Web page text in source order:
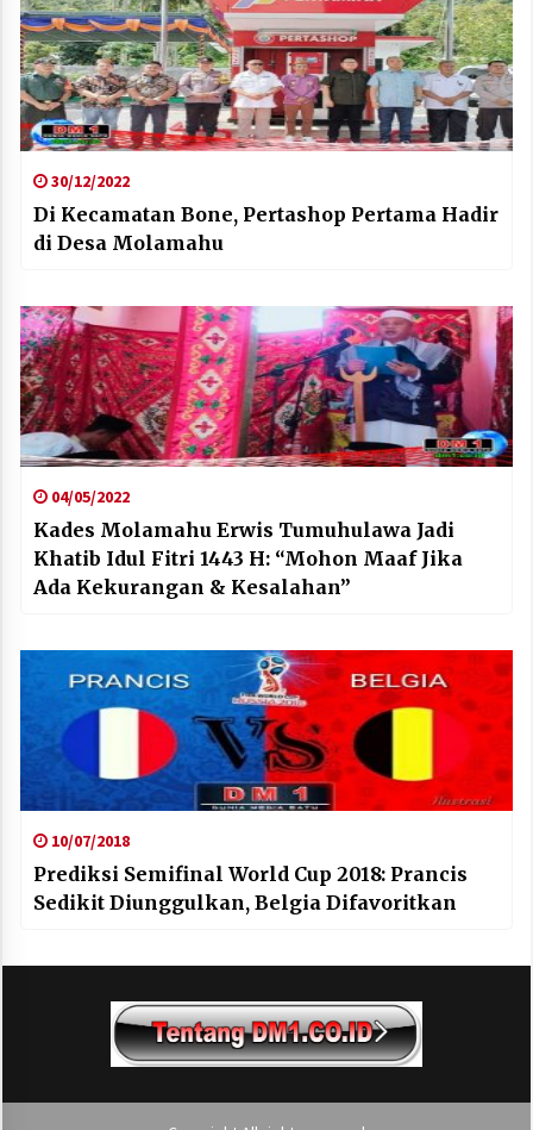
30/12/2022
Di Kecamatan Bone, Pertashop Pertama Hadir
di Desa Molamahu
04/05/2022
Kades Molamahu Erwis Tumuhulawa Jadi
Khatib Idul Fitri 1443 H: “Mohon Maaf Jika
Ada Kekurangan & Kesalahan”
10/07/2018
Prediksi Semifinal World Cup 2018: Prancis
Sedikit Diunggulkan, Belgia Difavoritkan